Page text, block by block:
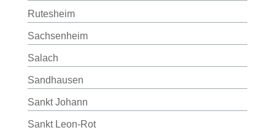
Rutesheim
Sachsenheim
Salach
Sandhausen
Sankt Johann
Sankt Leon-Rot